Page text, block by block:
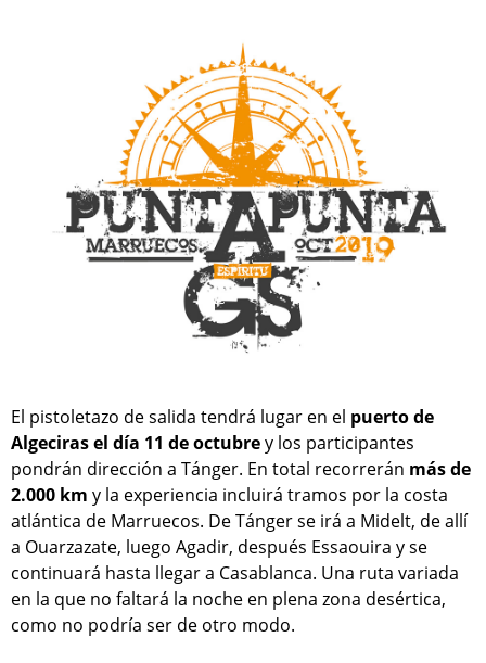
El pistoletazo de salida tendrá lugar en el puerto de
Algeciras el día 11 de octubrey los participantes
pondrán dirección a Tánger. En total recorrerán más de
2.000 km y la experiencia incluirá tramos por la costa
atlántica de Marruecos. De Tánger se irá a Midelt, de allí
a Ouarzazate, luego Agadir, después Essaouira y se
continuará hasta llegar a Casablanca. Una ruta variada
en la que no faltará la noche en plena zona desértica,
como no podría ser de otro modo.